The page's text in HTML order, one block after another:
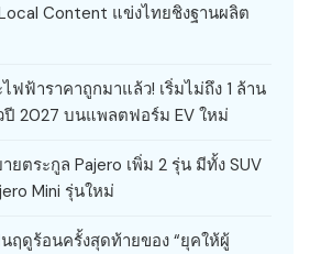
Content แข่งไทยชิงฐานผลิต
ฟฟ้าราคาถูกมาแล้ว! เริ่มไม่ถึง 1 ล้าน
ปี 2027 บนแพลตฟอร์ม EV ใหม่
ยตระกูล Pajero เพิ่ม 2 รุ่น มีทั้ง SUV
Mini รุ่นใหม่
ฤดูร้อนครั้งสุดท้ายของ “ยุคให้ผู้